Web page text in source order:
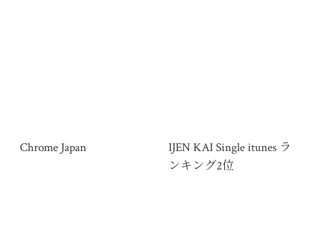
Chrome Japan
IJEN KAI Single itunes ラ
ンキング2位